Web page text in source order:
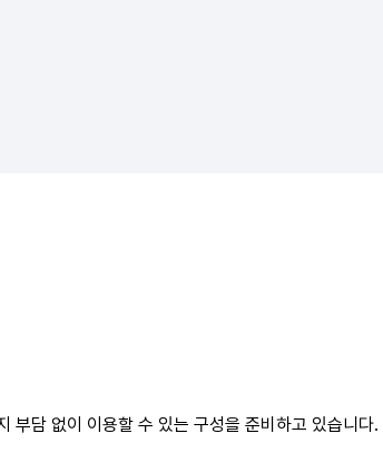
담 없이 이용할 수 있는 구성을 준비하고 있습니다.